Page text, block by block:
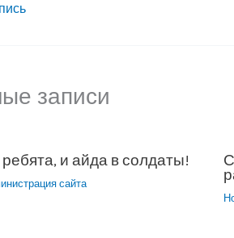
записи
и айда в солдаты!
сайта